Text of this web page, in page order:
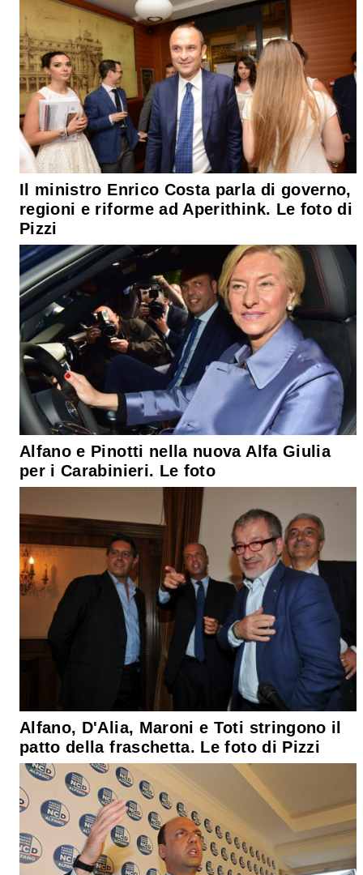
Il ministro Enrico Costa parla di governo,
regioni e riforme ad Aperithink. Le foto di
Pizzi
Alfano e Pinotti nella nuova Alfa Giulia
per i Carabinieri. Le foto
Alfano, D'Alia, Maroni e Toti stringono il
patto della fraschetta. Le foto di Pizzi